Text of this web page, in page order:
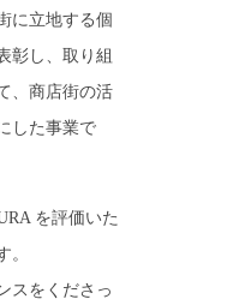
に立地する個
彰し、取り組
、商店街の活
した事業で
を評価いた
。
スをくださっ